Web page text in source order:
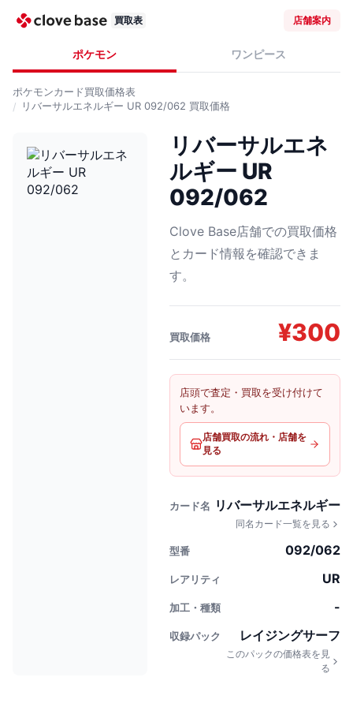
買取表 店舗案内
ポケモン ワンピース
ポケモンカード買取価格表
リバーサルエネルギー UR 092/062 買取価格
リバーサルエネ
ルギー UR
092/062
Clove Base店舗での買取価格
とカード情報を確認できま
す。
買取価格 ¥300
店頭で査定・買取を受け付けて
います。
店舗買取の流れ・店舗を
見る
カード名 リバーサルエネルギー
同名カード一覧を見る
型番 092/062
レアリティ UR
加工・種類 -
収録パック レイジングサーフ
このパックの価格表を見
る